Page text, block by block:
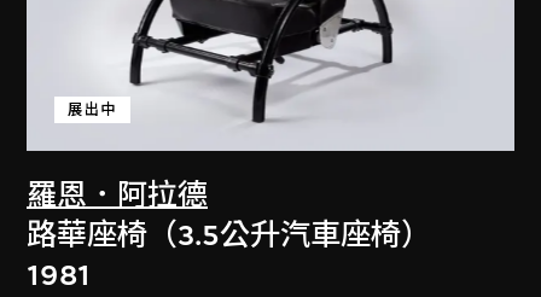
羅恩．阿拉德
展出中
路華座椅（3.5公升汽車座椅）
1981